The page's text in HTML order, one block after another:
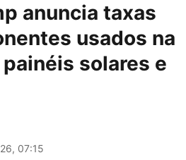
anuncia taxas
usados na
solares e
07:15